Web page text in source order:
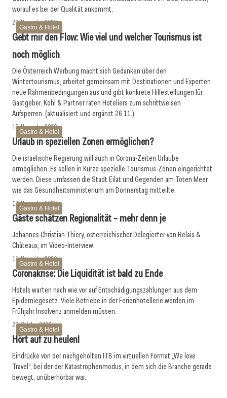
worauf es bei der Qualität ankommt.
Gastro & Hotel
26. November 2020
Gebt mir den Flow: Wie viel und welcher Tourismus ist
noch möglich
Die Österreich Werbung macht sich Gedanken über den
Wintertourismus, arbeitet gemeinsam mit Destinationen und Experten
neue Rahmenbedingungen aus und gibt konkrete Hilfestellungen für
Gastgeber. Kohl & Partner raten Hoteliers zum schrittweisen
Aufsperren. (aktualisiert und ergänzt 26.11.)
Gastro & Hotel
16. November 2020
Urlaub in speziellen Zonen ermöglichen?
Die israelische Regierung will auch in Corona-Zeiten Urlaube
ermöglichen. Es sollen in Kürze spezielle Tourismus-Zonen eingerichtet
werden. Diese umfassen die Stadt Eilat und Gegenden am Toten Meer,
wie das Gesundheitsministerium am Donnerstag mitteilte.
Gastro & Hotel
12. November 2020
Gäste schätzen Regionalität – mehr denn je
Johannes Christian Thiery, österreichischer Delegierter von Relais &
Châteaux, im Video-Interview.
Gastro & Hotel
11. November 2020
Coronakrise: Die Liquidität ist bald zu Ende
Hotels warten nach wie vor auf Entschädigungszahlungen aus dem
Epidemiegesetz. Viele Betriebe in der Ferienhotellerie werden im
Frühjahr Insolvenz anmelden müssen.
Gastro & Hotel
29. Oktober 2020
Hört auf zu heulen!
Eindrücke von der nachgeholten ITB im virtuellen Format „We love
Travel“, bei der der Katastrophenmodus, in dem sich die Branche gerade
bewegt, unüberhörbar war.